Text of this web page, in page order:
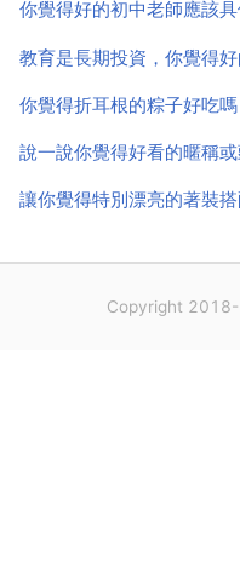
你覺得好的初中老師應該
教育是長期投資，你覺得
你覺得折耳根的粽子好吃嗎
說一說你覺得好看的暱稱
讓你覺得特別漂亮的著裝
Copyright